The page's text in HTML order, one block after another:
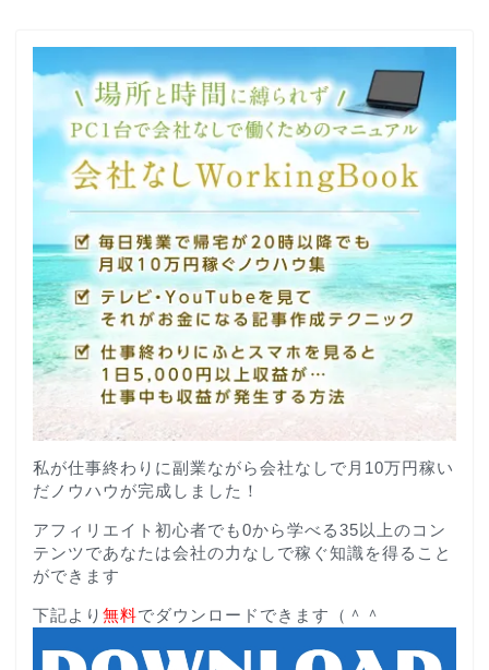
私が仕事終わりに副業ながら会社なしで月10万円稼い
だノウハウが完成しました！
アフィリエイト初心者でも0から学べる35以上のコン
テンツであなたは会社の力なしで稼ぐ知識を得ること
ができます
下記より 無料でダウンロードできます（＾＾